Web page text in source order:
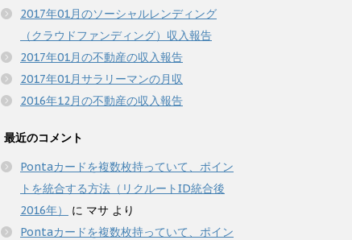
2017年01月のソーシャルレンディング
（クラウドファンディング）収入報告
2017年01月の不動産の収入報告
2017年01月サラリーマンの月収
2016年12月の不動産の収入報告
最近のコメント
Pontaカードを複数枚持っていて、ポイン
トを統合する方法（リクルートID統合後
2016年）
に マサ より
Pontaカードを複数枚持っていて、ポイン